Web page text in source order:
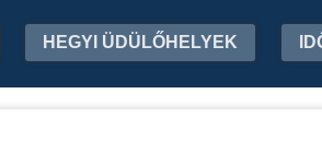
HEGYI ÜDÜLŐHELYEK